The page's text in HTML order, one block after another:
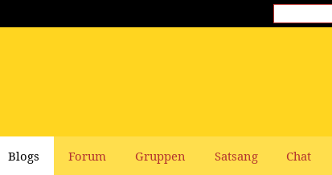
Blogs Forum Gruppen Satsang Chat